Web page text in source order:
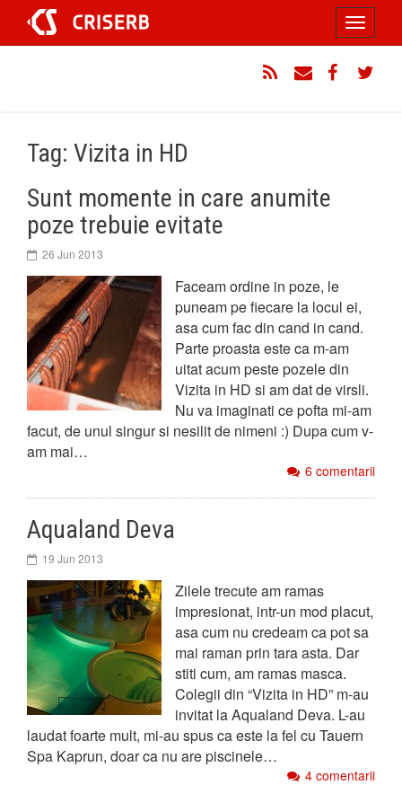
conținut
Toggle
Tag: Vizita in HD
Sunt momente in care anumite
poze trebuie evitate
26 Jun 2013
Faceam ordine in poze, le
puneam pe fiecare la locul ei,
asa cum fac din cand in cand.
Parte proasta este ca m-am
uitat acum peste pozele din
Vizita in HD si am dat de virsli.
Nu va imaginati ce pofta mi-am
facut, de unul singur si nesilit de nimeni :) Dupa cum v-
am mai…
6 comentarii
Aqualand Deva
19 Jun 2013
Zilele trecute am ramas
impresionat, intr-un mod placut,
asa cum nu credeam ca pot sa
mai raman prin tara asta. Dar
stiti cum, am ramas masca.
Colegii din “Vizita in HD” m-au
invitat la Aqualand Deva. L-au
laudat foarte mult, mi-au spus ca este la fel cu Tauern
Spa Kaprun, doar ca nu are piscinele…
4 comentarii